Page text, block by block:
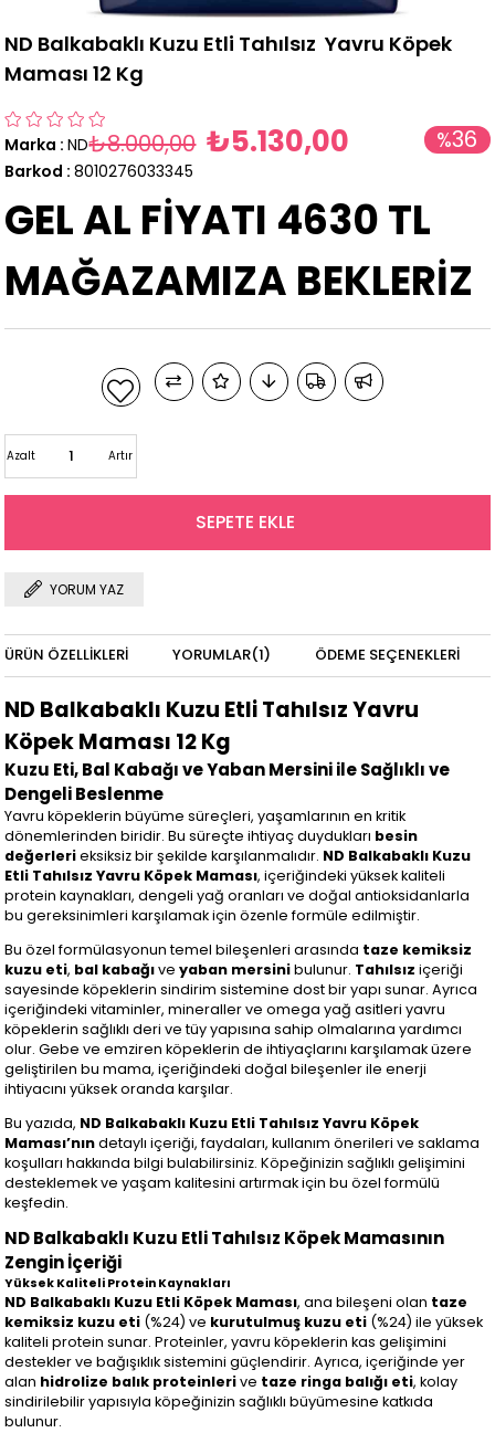
ND Balkabaklı Kuzu Etli Tahılsız Yavru Köpek
Maması 12 Kg
Marka : ND %36
₺8.000,00 ₺5.130,00
Barkod : 8010276033345
GEL AL FİYATI 4630 TL
MAĞAZAMIZA BEKLERİZ
Artır
Azalt
YORUM YAZ
ÜRÜN ÖZELLIKLERI YORUMLAR(1) ÖDEME SEÇENEKLERI
ND Balkabaklı Kuzu Etli Tahılsız Yavru
Köpek Maması 12 Kg
Kuzu Eti, Bal Kabağı ve Yaban Mersini ile Sağlıklı ve
Dengeli Beslenme
Yavru köpeklerin büyüme süreçleri, yaşamlarının en kritik
dönemlerinden biridir. Bu süreçte ihtiyaç duydukları besin
değerlerieksiksiz bir şekilde karşılanmalıdır. ND Balkabaklı Kuzu
Etli Tahılsız Yavru Köpek Maması, içeriğindeki yüksek kaliteli
protein kaynakları, dengeli yağ oranları ve doğal antioksidanlarla
bu gereksinimleri karşılamak için özenle formüle edilmiştir.
Bu özel formülasyonun temel bileşenleri arasında taze kemiksiz
kuzu eti, bal kabağıveyaban mersinibulunur. Tahılsız içeriği
sayesinde köpeklerin sindirim sistemine dost bir yapı sunar. Ayrıca
içeriğindeki vitaminler, mineraller ve omega yağ asitleri yavru
köpeklerin sağlıklı deri ve tüy yapısına sahip olmalarına yardımcı
olur. Gebe ve emziren köpeklerin de ihtiyaçlarını karşılamak üzere
geliştirilen bu mama, içeriğindeki doğal bileşenler ile enerji
ihtiyacını yüksek oranda karşılar.
Bu yazıda, ND Balkabaklı Kuzu Etli Tahılsız Yavru Köpek
Maması’nındetaylı içeriği, faydaları, kullanım önerileri ve saklama
koşulları hakkında bilgi bulabilirsiniz. Köpeğinizin sağlıklı gelişimini
desteklemek ve yaşam kalitesini artırmak için bu özel formülü
keşfedin.
ND Balkabaklı Kuzu Etli Tahılsız Köpek Mamasının
Zengin İçeriği
Yüksek Kaliteli Protein Kaynakları
ND Balkabaklı Kuzu Etli Köpek Maması, ana bileşeni olan taze
kemiksiz kuzu eti (%24) ve kurutulmuş kuzu eti (%24) ile yüksek
kaliteli protein sunar. Proteinler, yavru köpeklerin kas gelişimini
destekler ve bağışıklık sistemini güçlendirir. Ayrıca, içeriğinde yer
alan hidrolize balık proteinlerive taze ringa balığı eti, kolay
sindirilebilir yapısıyla köpeğinizin sağlıklı büyümesine katkıda
bulunur.